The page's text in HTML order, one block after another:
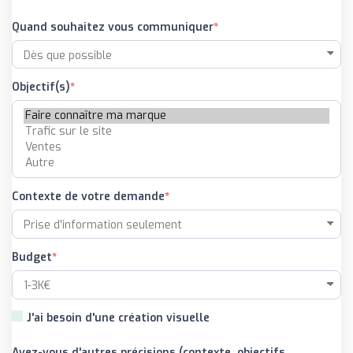
Quand souhaitez vous communiquer
Objectif(s)
Contexte de votre demande
Budget
J'ai besoin d'une création visuelle